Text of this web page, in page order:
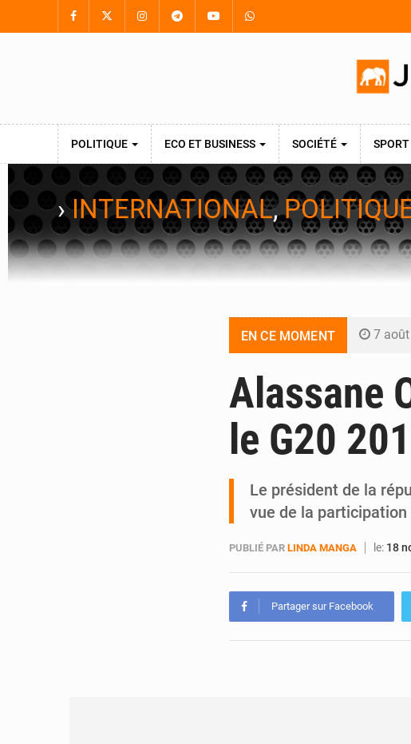
POLITIQUE ECO ET BUSINESS SOCIÉTÉ SPORT
›INTERNATIONAL,
EN CE MOMENT 7 août
7 août
7 août
Alassane
le G20
Le président de la
vue de la participation
PUBLIÉ PAR LINDA MANGA le: 18
Partager sur Facebook